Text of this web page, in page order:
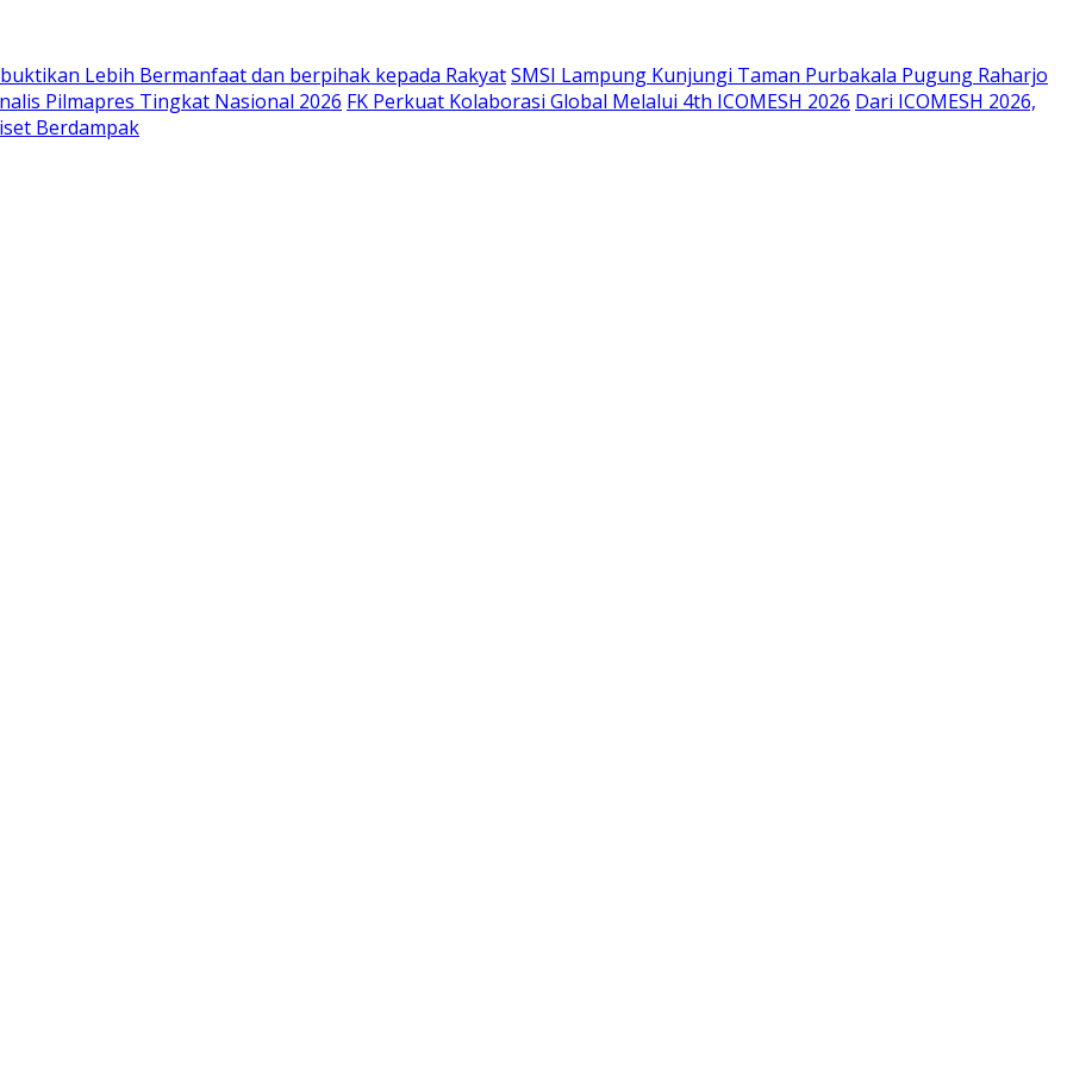
Lebih Bermanfaat dan berpihak kepada RakyatSMSI Lampung Kunjungi Taman Purbakala Pugung Raharjo
Pilmapres Tingkat Nasional 2026 FK Perkuat Kolaborasi Global Melalui 4th ICOMESH 2026 Dari ICOMESH 2026,
Berdampak